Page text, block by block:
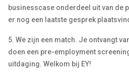
businesscase onderdeel uit van de
er nog een laatste gesprek
5. We zijn een match. Je ontvangt
doen een pre-employment
uitdaging. Welkom bij EY!